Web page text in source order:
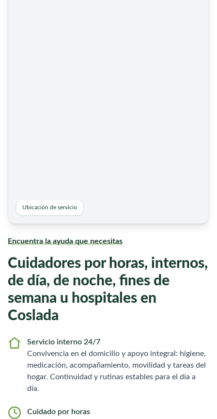
Ubicación de servicio
Encuentra la ayuda que necesitas
Cuidadores por horas, internos,
de día, de noche, fines de
semana u hospitales en
Coslada
Servicio interno 24/7
Convivencia en el domicilio y apoyo integral: higiene,
medicación, acompañamiento, movilidad y tareas del
hogar. Continuidad y rutinas estables para el día a
día.
Cuidado por horas